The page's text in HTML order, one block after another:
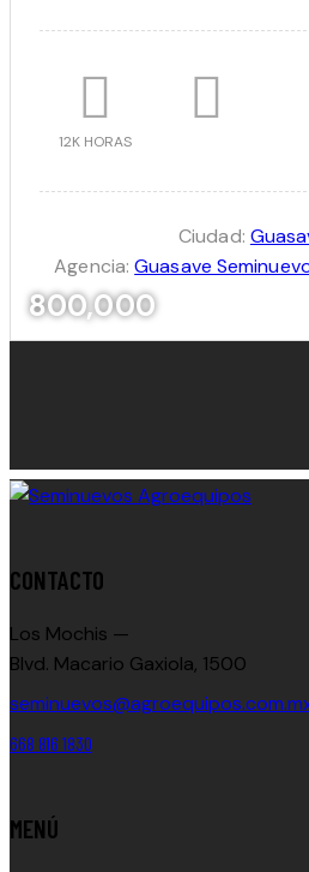
800,000
12K HORAS
Ciudad:
Agencia: Guasave
CONTACTO
Los Mochis —
Blvd. Macario Gaxiola, 1500
668 816 1830
MENÚ